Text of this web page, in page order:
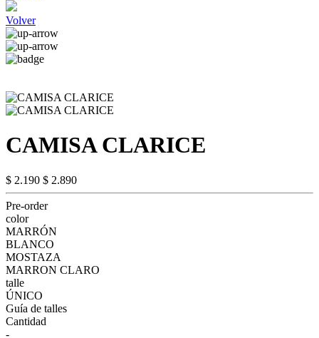
Volver
CAMISA CLARICE
$ 2.190 $ 2.890
Pre-order
color
MARRÓN
BLANCO
MOSTAZA
MARRON CLARO
talle
ÚNICO
Guía de talles
Cantidad
-